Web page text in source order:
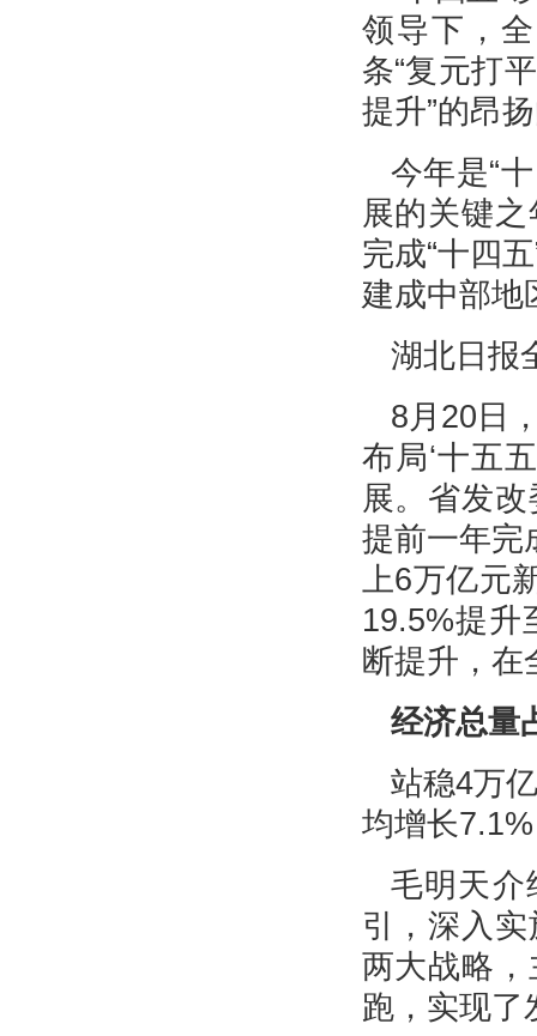
领导下，
条“复元打
提升”的昂
今年是“
展的关键
完成“十四
建成中部地
湖北日报
8月20日
布局‘十五
展。省发
提前一年完
上6万亿元
19.5%提升
断提升，在
经济总量
站稳4万
均增长
毛明天介
引，深入
两大战略
跑，实现了